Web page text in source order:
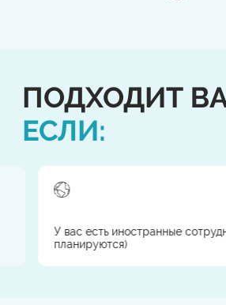
схем» и задержек.
ПОДХОДИТ
ЕСЛИ:
У вас есть иностранные
планируются)